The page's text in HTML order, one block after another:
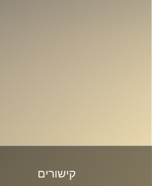
קישורים